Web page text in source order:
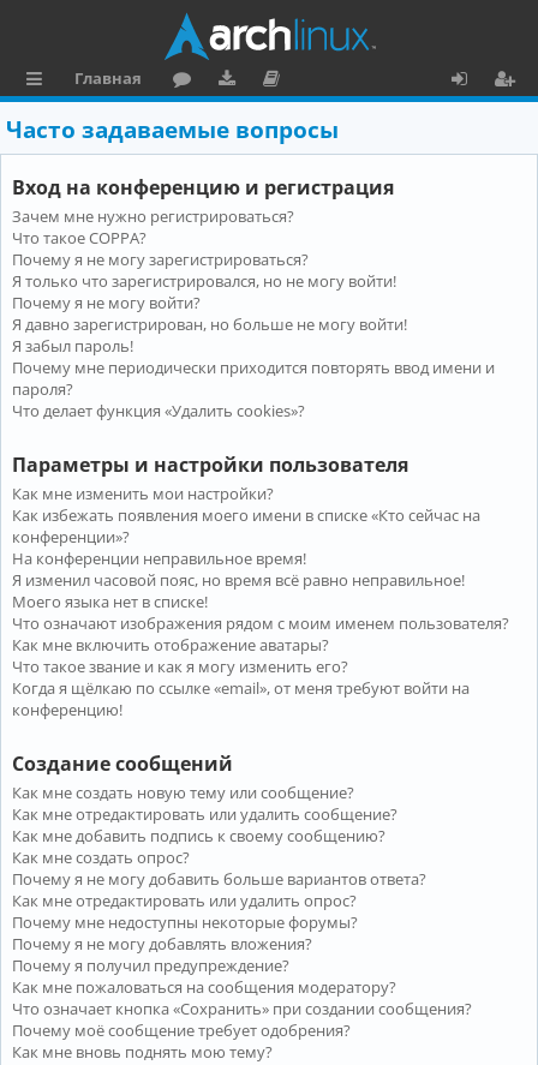
ы
л
к
и
Главная
ру
м
ру
зк
и
ку
м
е
н
та
ц
и
я
о
и
Часто задаваемые вопросы
Вход на конференцию и регистрация
Зачем мне нужно регистрироваться?
Что такое COPPA?
Почему я не могу зарегистрироваться?
Я только что зарегистрировался, но не могу войти!
Почему я не могу войти?
Я давно зарегистрирован, но больше не могу войти!
Я забыл пароль!
Почему мне периодически приходится повторять ввод имени и
пароля?
Что делает функция «Удалить cookies»?
Параметры и настройки пользователя
Как мне изменить мои настройки?
Как избежать появления моего имени в списке «Кто сейчас на
конференции»?
На конференции неправильное время!
Я изменил часовой пояс, но время всё равно неправильное!
Моего языка нет в списке!
Что означают изображения рядом с моим именем пользователя?
Как мне включить отображение аватары?
Что такое звание и как я могу изменить его?
Когда я щёлкаю по ссылке «email», от меня требуют войти на
конференцию!
Создание сообщений
Как мне создать новую тему или сообщение?
Как мне отредактировать или удалить сообщение?
Как мне добавить подпись к своему сообщению?
Как мне создать опрос?
Почему я не могу добавить больше вариантов ответа?
Как мне отредактировать или удалить опрос?
Почему мне недоступны некоторые форумы?
Почему я не могу добавлять вложения?
Почему я получил предупреждение?
Как мне пожаловаться на сообщения модератору?
Что означает кнопка «Сохранить» при создании сообщения?
Почему моё сообщение требует одобрения?
Как мне вновь поднять мою тему?